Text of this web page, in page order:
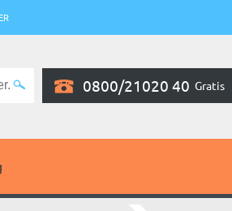
0800/21020 40 Gratis